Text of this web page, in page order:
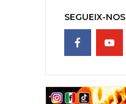
SEGUEIX-NOS